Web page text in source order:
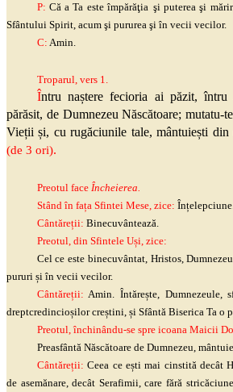
P: Că a Ta esteîmpărăţia şi putereaşi
Sfântului Spirit, acum şi pururea şiîn vecii vecilor.
C: Amin.
Troparul, vers 1.
Întru naștere fecioria ai păzit,
părăsit, de Dumnezeu Născătoare; mutatu-
Vieții și, cu rugăciunile tale, mântuiești din
(de 3 ori).
Preotul face Încheierea.
Stând în fața Sfintei Mese, zice: Înțelepciune.
Cântăreții: Binecuvântează.
Preotul, din Sfintele Uși, zice:
Cel ce este binecuvântat, Hristos,
pururi și în vecii vecilor.
Cântăreții: Amin. Întărește, Dumnezeule,
dreptcredincioșilor creștini, și Sfântă Biserica Ta o
Preotul, închinându-se spre icoana Maicii
Preasfântă Născătoare de Dumnezeu,
Cântăreții: Ceea ce ești mai cinstită decât
de asemănare, decât Serafimii, care fără